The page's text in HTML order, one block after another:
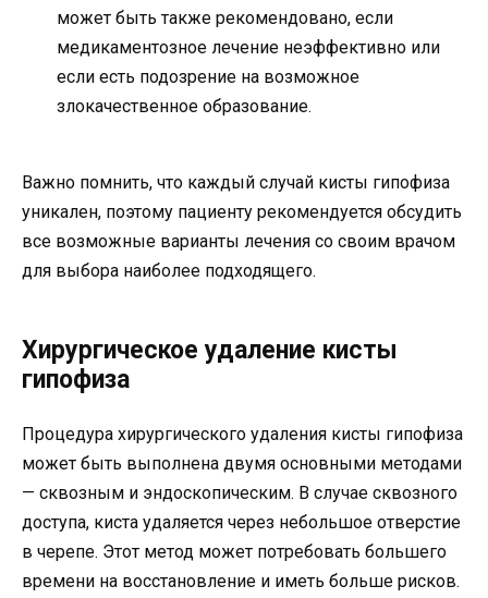
может быть также рекомендовано, если
медикаментозное лечение неэффективно или
если есть подозрение на возможное
злокачественное образование.
Важно помнить, что каждый случай кисты гипофиза
уникален, поэтому пациенту рекомендуется обсудить
все возможные варианты лечения со своим врачом
для выбора наиболее подходящего.
Хирургическое удаление кисты
гипофиза
Процедура хирургического удаления кисты гипофиза
может быть выполнена двумя основными методами
— сквозным и эндоскопическим. В случае сквозного
доступа, киста удаляется через небольшое отверстие
в черепе. Этот метод может потребовать большего
времени на восстановление и иметь больше рисков.